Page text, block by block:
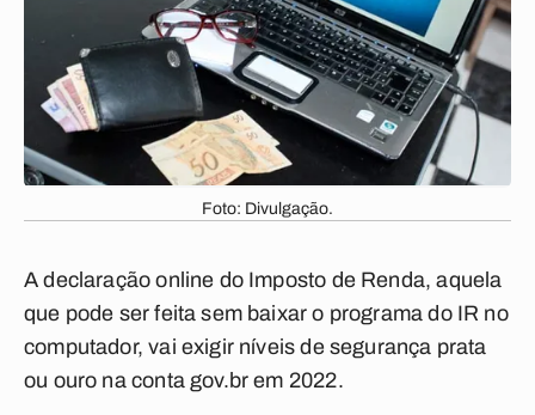
Foto: Divulgação.
A declaração online do Imposto de Renda, aquela
que pode ser feita sem baixar o programa do IR no
computador, vai exigir níveis de segurança prata
ou ouro na conta gov.br em 2022.